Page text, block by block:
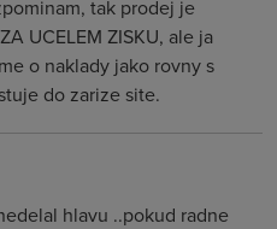
tak prodej je
UCELEM ZISKU, ale ja
o naklady jako rovny s
do zarize site.
hlavu ..pokud radne